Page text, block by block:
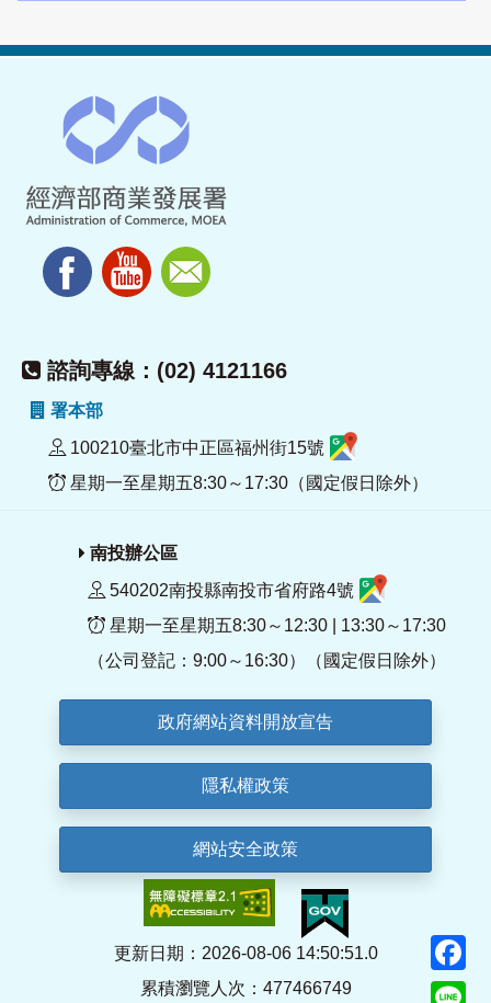
諮詢專線：(02) 4121166
署本部
100210臺北市中正區福州街15號
星期一至星期五8:30～17:30（國定假日除外）
南投辦公區
540202南投縣南投市省府路4號
星期一至星期五8:30～12:30 | 13:30～17:30
（公司登記：9:00～16:30）（國定假日除外）
政府網站資料開放宣告
隱私權政策
網站安全政策
更新日期：2026-08-06 14:50:51.0
累積瀏覽人次：477466749